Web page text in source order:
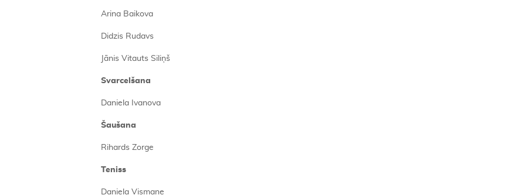
Arina Baikova
Didzis Rudavs
Jānis Vitauts Siliņš
Svarcelšana
Daniela Ivanova
Šaušana
Rihards Zorge
Teniss
Daniela Vismane